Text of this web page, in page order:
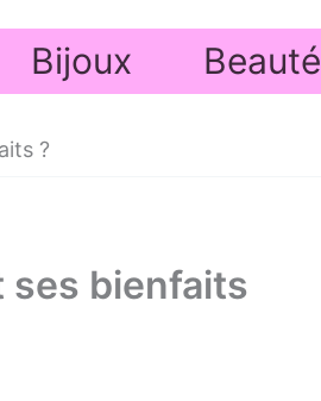
Bijoux Beauté
?
ses bienfaits